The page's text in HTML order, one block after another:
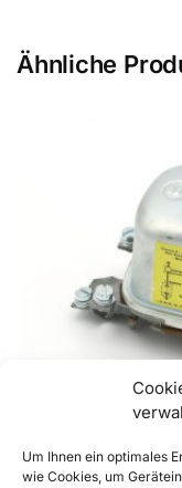
Um Ihnen ein optimales
wie Cookies, um
Ähnliche